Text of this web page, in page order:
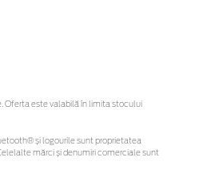
Oferta este valabilă în limita stocului
și logourile sunt proprietatea
mărci și denumiri comerciale sunt